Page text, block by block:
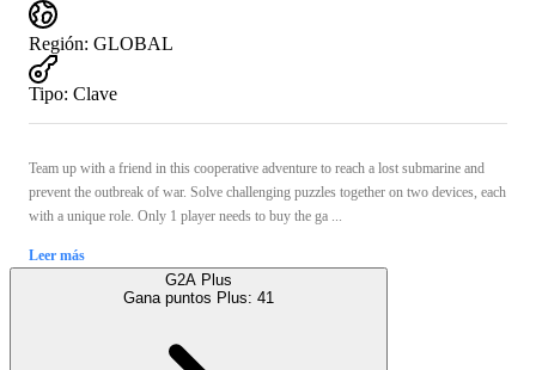
Región: GLOBAL
Tipo: Clave
Team up with a friend in this cooperative adventure to reach a lost submarine and
prevent the outbreak of war. Solve challenging puzzles together on two devices, each
with a unique role. Only 1 player needs to buy the ga ...
Leer más
G2A Plus
Gana puntos Plus: 41